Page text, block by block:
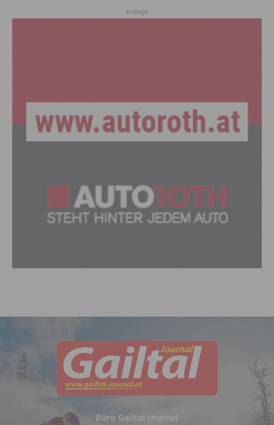
Anzeige
Büro Gailtal Journal